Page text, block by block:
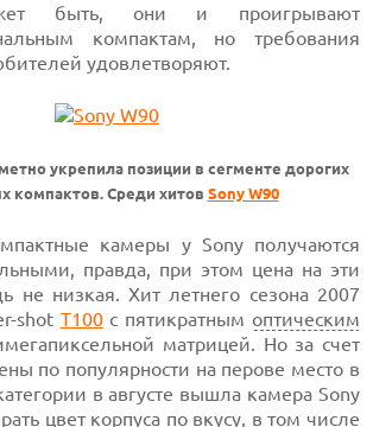
быть, они и проигрывают
компактам, но требования
удовлетворяют.
укрепила позиции в сегменте дорогих
компактов. Среди хитов Sony W90
камеры у Sony получаются
правда, при этом цена на эти
не низкая. Хит летнего сезона 2007
shot T100с пятикратным оптическим
матрицей. Но за счет
по популярности на перове место в
в августе вышла камера Sony
цвет корпуса по вкусу, в том числе